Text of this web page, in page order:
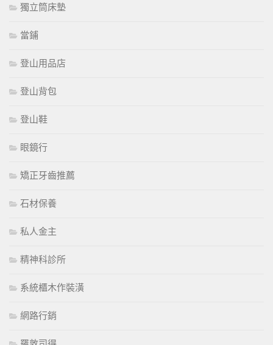
獨立筒床墊
當鋪
登山用品店
登山背包
登山鞋
眼鏡行
矯正牙齒推薦
石材保養
私人金主
精神科診所
系統櫃木作裝潢
網路行銷